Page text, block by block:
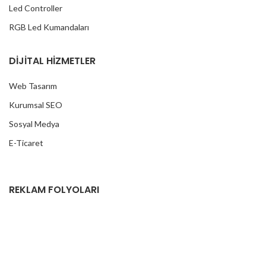
Led Controller
RGB Led Kumandaları
DİJİTAL HİZMETLER
Web Tasarım
Kurumsal SEO
Sosyal Medya
E-Ticaret
REKLAM FOLYOLARI